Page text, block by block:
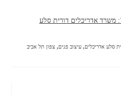
משרד אדריכלים דורית סלע
סלע אדריכלים, עיצוב פנים, צפון תל אביב